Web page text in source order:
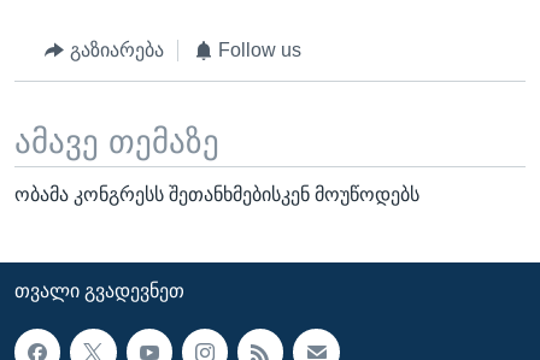
გაზიარება Follow us
ამავე თემაზე
ობამა კონგრესს შეთანხმებისკენ მოუწოდებს
ᲗᲕᲐᲚᲘ ᲒᲕᲐᲓᲔᲕᲜᲔᲗ